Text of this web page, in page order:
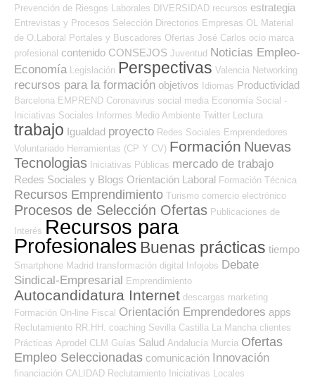
Prevención de Riesgos Laborales DIVERSIDAD recursos estrategia
Entrevistas y Procesos Selección Directorios Empresas OL
Material
de O.Laboral Portales y Buscadores Ofertas José Carlos ocio marca
profesional contenido CONSEJOS Juventud Noticias Empleo-
Economía Legislación Perspectivas Valencia Networking
recursos para la formación objetivos Idiomas Productividad
Barcelona EMPREND Coronavirus social media Economía Social -
Iniciativas Sociales Informes Medio Ambiente Twitter Lectura
trabajo Igualdad proyecto Redes Sociales Emprendedores
Voluntariado Herramientas (CP Y CV) Formación Nuevas
Tecnologias Iniciativas Públicas mercado de trabajo
Redes Sociales y Blogs Orientación Laboral Formación Técnica
Recursos Emprendimiento Turismo comercio electrónico
Procesos de Selección Ofertas Publicaciones de
Interés Recursos para
Profesionales Buenas prácticas tiempo
Smartphone Madrid transformación digital Infojobs Debate
Sindical-Empresarial Emprendimiento
Autocandidatura Internet descargas marketing
Formación On-line Fiscal Orientación Emprendedores apps
Reclutamiento RR.HH. coaching Sevilla Castilla La Mancha clientes
Prácticas Aprodel CLM Guías Salud Andalucía Murcia Ofertas
Empleo Seleccionadas comunicación Innovación
financiación CALIDAD Reclutamiento Iniciativas Locales